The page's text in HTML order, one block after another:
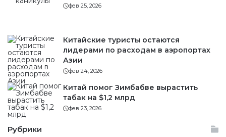
фев 25, 2026
Китайские туристы остаются
лидерами по расходам в аэропортах
Азии
фев 24, 2026
Китай помог Зимбабве вырастить
табак на $1,2 млрд
фев 23, 2026
Рубрики